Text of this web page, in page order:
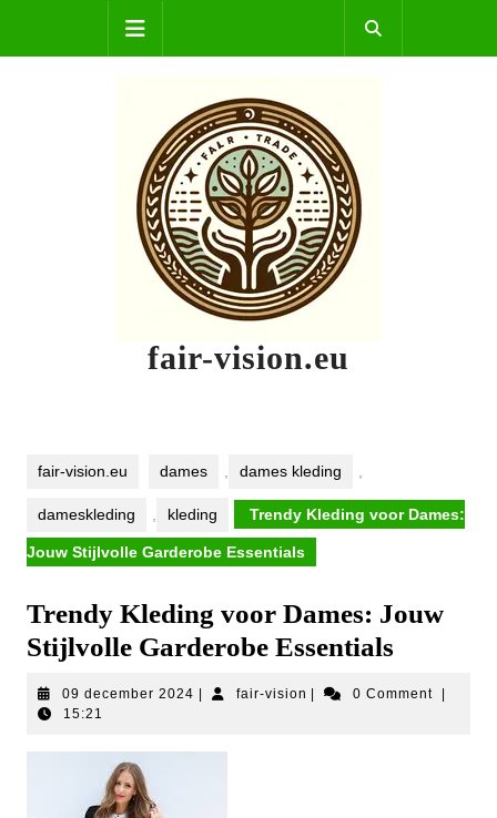
content
fair-vision.eu
fair-vision.eu dames dames kleding
dameskleding kleding Trendy Kleding voor Dames:
Jouw Stijlvolle Garderobe Essentials
Trendy Kleding voor Dames: Jouw
Stijlvolle Garderobe Essentials
09 december 2024 09
fair-vision fair-
0 Comment
15:21